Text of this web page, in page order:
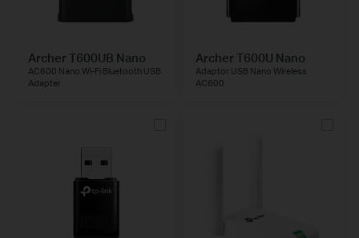
Archer T600UB Nano
AC600 Nano Wi-Fi Bluetooth USB
Adapter
Archer T600U Nano
Adaptor USB Nano Wireless
AC600